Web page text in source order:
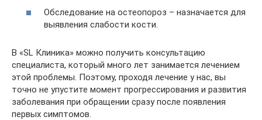
Обследование на остеопороз – назначается для
выявления слабости кости.
В «SL Клиника» можно получить консультацию
специалиста, который много лет занимается лечением
этой проблемы. Поэтому, проходя лечение у нас, вы
точно не упустите момент прогрессирования и развития
заболевания при обращении сразу после появления
первых симптомов.